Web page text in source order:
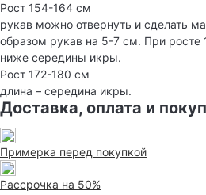
Рост 154-164 см
рукав можно отвернуть и сделать
образом рукав на 5-7 см. При росте
ниже середины икры.
Рост 172-180 см
длина – середина икры.
Доставка, оплата и
Примерка перед покупкой
Рассрочка на 50%